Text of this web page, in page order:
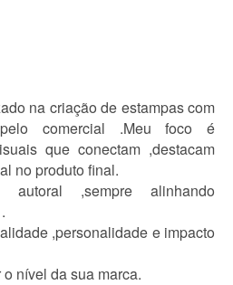
na criação de estampas com
comercial .Meu foco é
que conectam ,destacam
no produto final.
,sempre alinhando
,personalidade e impacto
nível da sua marca.